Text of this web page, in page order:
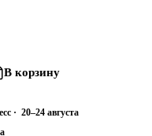
В корзину
· 20–24 августа